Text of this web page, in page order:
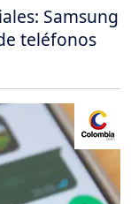
Samsung
teléfonos